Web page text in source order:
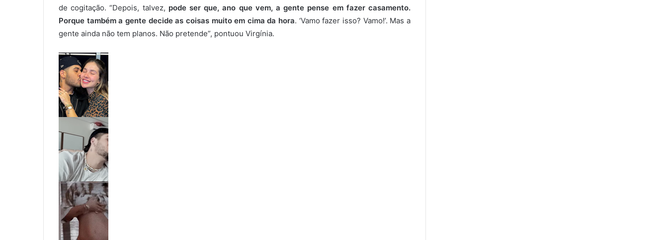
de cogitação. “Depois, talvez, pode ser que, ano que vem, a gente pense em fazer casamento.
Porque também a gente decide as coisas muito em cima da hora. ‘Vamo fazer isso? Vamo!’. Mas a
gente ainda não tem planos. Não pretende”, pontuou Virgínia.